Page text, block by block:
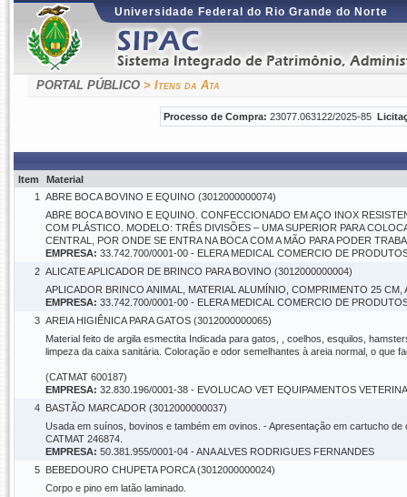
Universidade Federal do Rio Grande do Norte
PORTAL PÚBLICO > Itens da Ata
Processo de Compra: 23077.063122/2025-85
Item
Material
1
ABRE BOCA BOVINO E EQUINO (3012000000074)
ABRE BOCA BOVINO E EQUINO. CONFECCIONADO EM AÇO INOX
COM PLÁSTICO. MODELO: TRÊS DIVISÕES – UMA SUPERIOR PARA
CENTRAL, POR ONDE SE ENTRA NA BOCA COM A MÃO PARA PODER
EMPRESA: 33.742.700/0001-00 - ELERA MEDICAL COMERCIO DE
2 ALICATE APLICADOR DE BRINCO PARA BOVINO (3012000000004)
APLICADOR BRINCO ANIMAL, MATERIAL ALUMÍNIO, COMPRIMENTO 25
EMPRESA: 33.742.700/0001-00 - ELERA MEDICAL COMERCIO DE
3 AREIA HIGIÊNICA PARA GATOS (3012000000065)
Material feito de argila esmectita Indicada para gatos, , coelhos, esquilos,
limpeza da caixa sanitária. Coloração e odor semelhantes à areia normal, o que
(CATMAT 600187)
EMPRESA: 32.830.196/0001-38 - EVOLUCAO VET EQUIPAMENTOS
4 BASTÃO MARCADOR (3012000000037)
Usada em suínos, bovinos e também em ovinos. - Apresentação em cartucho de
CATMAT 246874.
EMPRESA: 50.381.955/0001-04 - ANA ALVES RODRIGUES FERNANDES
5 BEBEDOURO CHUPETA PORCA (3012000000024)
Corpo e pino em latão laminado.